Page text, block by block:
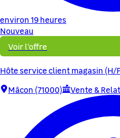
environ 19 heures
Nouveau
Voir l'offre
Hôte service client magasin (H/
Mâcon (71000)
Vente &